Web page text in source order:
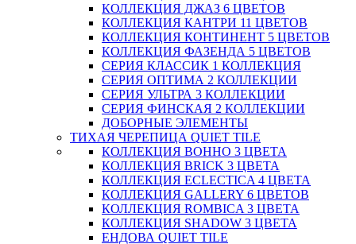
КОЛЛЕКЦИЯ ДЖАЗ 6 ЦВЕТОВ
КОЛЛЕКЦИЯ КАНТРИ 11 ЦВЕТОВ
КОЛЛЕКЦИЯ КОНТИНЕНТ 5 ЦВЕТОВ
КОЛЛЕКЦИЯ ФАЗЕНДА 5 ЦВЕТОВ
СЕРИЯ КЛАССИК 1 КОЛЛЕКЦИЯ
СЕРИЯ ОПТИМА 2 КОЛЛЕКЦИИ
СЕРИЯ УЛЬТРА 3 КОЛЛЕКЦИИ
СЕРИЯ ФИНСКАЯ 2 КОЛЛЕКЦИИ
ДОБОРНЫЕ ЭЛЕМЕНТЫ
ТИХАЯ ЧЕРЕПИЦА QUIET TILE
КОЛЛЕКЦИЯ BOHHO 3 ЦВЕТА
КОЛЛЕКЦИЯ BRICK 3 ЦВЕТА
КОЛЛЕКЦИЯ ECLECTICA 4 ЦВЕТА
КОЛЛЕКЦИЯ GALLERY 6 ЦВЕТОВ
КОЛЛЕКЦИЯ ROMBICA 3 ЦВЕТА
КОЛЛЕКЦИЯ SHADOW 3 ЦВЕТА
ЕНДОВА QUIET TILE